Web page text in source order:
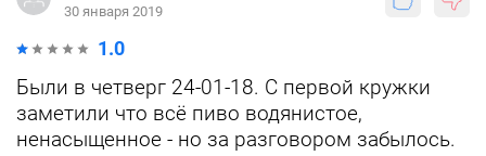
30 января 2019
1.0
Были в четверг 24-01-18. С первой кружки
заметили что всё пиво водянистое,
ненасыщенное - но за разговором забылось.